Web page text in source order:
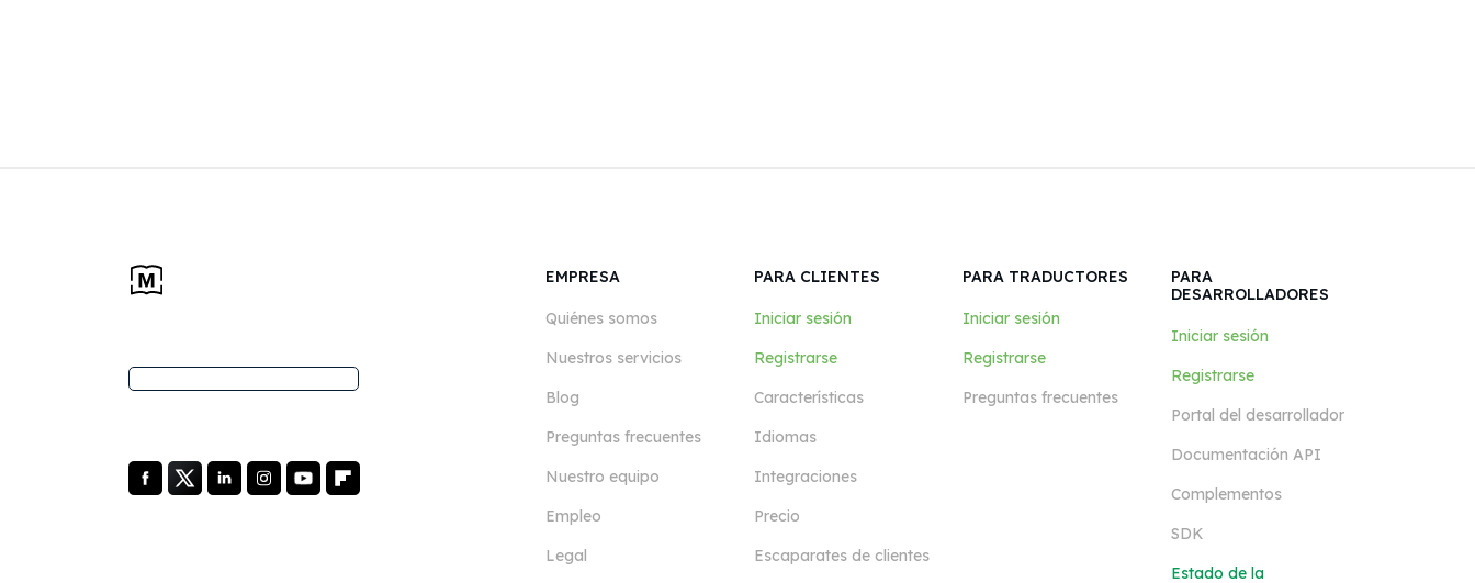
EMPRESA
Quiénes somos
Nuestros servicios
Blog
Preguntas frecuentes
Nuestro equipo
Empleo
Legal
PARA CLIENTES
Iniciar sesión
Registrarse
Características
Idiomas
Integraciones
Precio
Escaparates de clientes
PARA TRADUCTORES
Iniciar sesión
Registrarse
Preguntas frecuentes
PARA
DESARROLLADORES
Iniciar sesión
Registrarse
Portal del desarrollador
Documentación API
Complementos
SDK
Estado de la